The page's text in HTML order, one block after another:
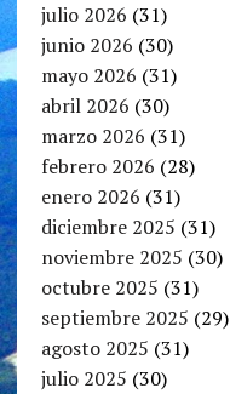
julio 2026 (31)
junio 2026 (30)
mayo 2026 (31)
abril 2026 (30)
marzo 2026 (31)
febrero 2026 (28)
enero 2026 (31)
diciembre 2025 (31)
noviembre 2025 (30)
octubre 2025 (31)
septiembre 2025 (29)
agosto 2025 (31)
julio 2025 (30)